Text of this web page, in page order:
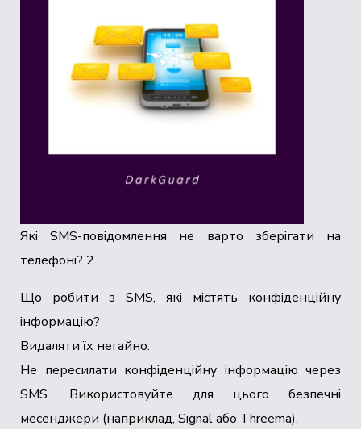
Які SMS-повідомлення не варто зберігати на
телефоні? 2
Що робити з SMS, які містять конфіденційну
інформацію?
Видаляти їх негайно.
Не пересилати конфіденційну інформацію через
SMS. Використовуйте для цього безпечні
месенджери (наприклад, Signal або Threema).